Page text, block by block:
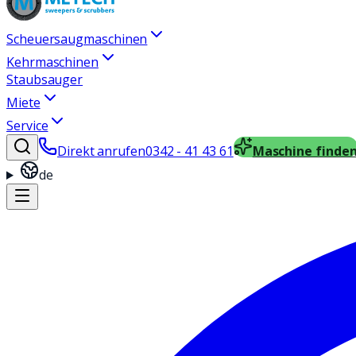
Scheuersaugmaschinen
Kehrmaschinen
Staubsauger
Miete
Service
Direkt anrufen0342 - 41 43 61
Maschine
de